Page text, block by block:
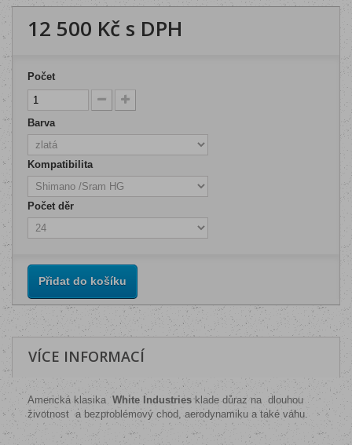
12 500 Kč s DPH
Počet
Barva
Kompatibilita
Počet děr
Přidat do košíku
VÍCE INFORMACÍ
Americká klasikaWhite Industriesklade důraz na dlouhou
životnost a bezproblémový chod, aerodynamiku a také váhu.